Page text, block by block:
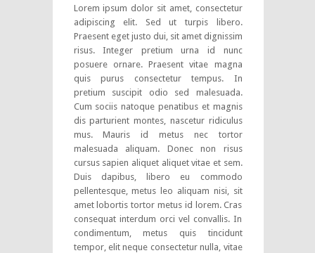
Lorem ipsum dolor sit amet, consectetur
adipiscing elit. Sed ut turpis libero.
Praesent eget justo dui, sit amet dignissim
risus. Integer pretium urna id nunc
posuere ornare. Praesent vitae magna
quis purus consectetur tempus. In
pretium suscipit odio sed malesuada.
Cum sociis natoque penatibus et magnis
dis parturient montes, nascetur ridiculus
mus. Mauris id metus nec tortor
malesuada aliquam. Donec non risus
cursus sapien aliquet aliquet vitae et sem.
Duis dapibus, libero eu commodo
pellentesque, metus leo aliquam nisi, sit
amet lobortis tortor metus id lorem. Cras
consequat interdum orci vel convallis. In
condimentum, metus quis tincidunt
tempor, elit neque consectetur nulla, vitae